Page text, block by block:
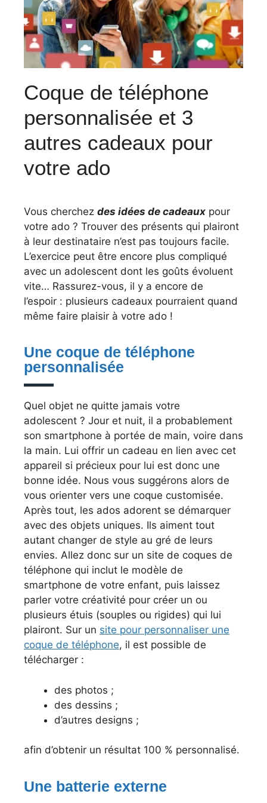
Coque de téléphone
personnalisée et 3
autres cadeaux pour
votre ado
Vous cherchez des idées de cadeaux pour
votre ado ? Trouver des présents qui plairont
à leur destinataire n’est pas toujours facile.
L’exercice peut être encore plus compliqué
avec un adolescent dont les goûts évoluent
vite… Rassurez-vous, il y a encore de
l’espoir : plusieurs cadeaux pourraient quand
même faire plaisir à votre ado !
Une coque de téléphone
personnalisée
Quel objet ne quitte jamais votre
adolescent ? Jour et nuit, il a probablement
son smartphone à portée de main, voire dans
la main. Lui offrir un cadeau en lien avec cet
appareil si précieux pour lui est donc une
bonne idée. Nous vous suggérons alors de
vous orienter vers une coque customisée.
Après tout, les ados adorent se démarquer
avec des objets uniques. Ils aiment tout
autant changer de style au gré de leurs
envies. Allez donc sur un site de coques de
téléphone qui inclut le modèle de
smartphone de votre enfant, puis laissez
parler votre créativité pour créer un ou
plusieurs étuis (souples ou rigides) qui lui
plairont. Sur un site pour personnaliser une
coque de téléphone, il est possible de
télécharger :
des photos ;
des dessins ;
d’autres designs ;
afin d’obtenir un résultat 100 % personnalisé.
Une batterie externe